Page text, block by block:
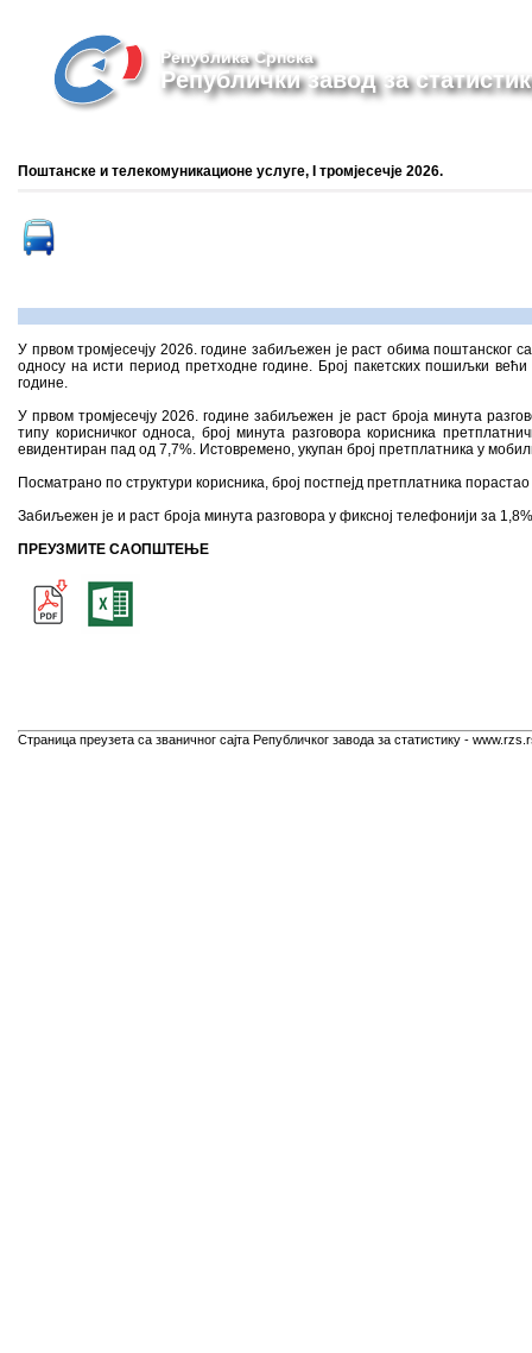
Република Српска
Републички завод за
Поштанске и телекомуникационе услуге, I тромјесечје 2026.
У првом тромјесечју 2026. године забиљежен је раст обима поштанског
односу на исти период претходне године. Број пакетских пошиљки
године.
У првом тромјесечју 2026. године забиљежен је раст броја минута
типу корисничког односа, број минута разговора корисника
евидентиран пад од 7,7%. Истовремено, укупан број претплатника у
Посматрано по структури корисника, број постпејд претплатника
Забиљежен је и раст броја минута разговора у фиксној телефонији за
ПРЕУЗМИТЕ САОПШТЕЊЕ
Страница преузета са званичног сајта Републичког завода за статистику -